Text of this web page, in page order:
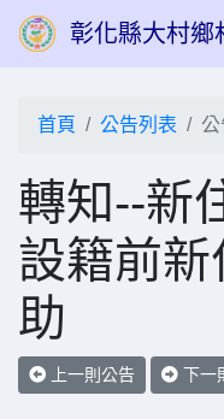
彰化縣大村鄉
首頁 公告列表
轉知--新
設籍前
助
上一則公告 下一